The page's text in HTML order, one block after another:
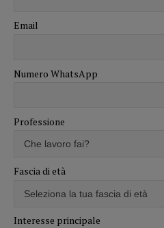
Email
Numero WhatsApp
Professione
Fascia di età
Interesse principale